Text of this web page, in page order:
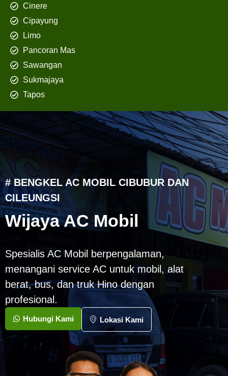
Cinere
Cipayung
Limo
Pancoran Mas
Sawangan
Sukmajaya
Tapos
# BENGKEL AC MOBIL CIBUBUR DAN
CILEUNGSI
Wijaya AC Mobil
Spesialis AC Mobil berpengalaman,
menangani service AC untuk mobil, alat
berat, bus, dan truk Hino dengan
profesional.
Hubungi Kami Lokasi Kami